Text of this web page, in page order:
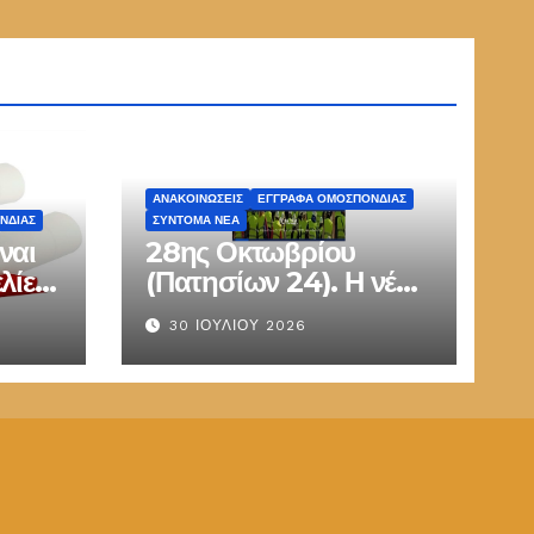
ΑΝΑΚΟΙΝΏΣΕΙΣ
ΕΓΓΡΑΦΑ ΟΜΟΣΠΟΝΔΙΑΣ
ΣΎΝΤΟΜΑ ΝΈΑ
28ης Οκτωβρίου
(Πατησίων 24). Η νέα
έδρα της
Π.Ο.ΜΗ.Τ.Ε.Δ.Υ.
30 ΙΟΥΛΊΟΥ 2026